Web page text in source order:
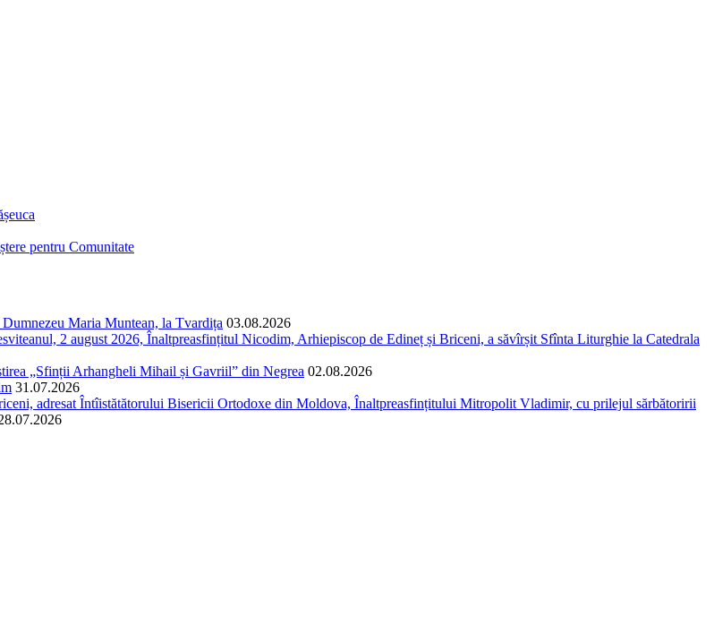
pentru Comunitate
Maria Muntean, la Tvardița 03.08.2026
2 august 2026, Înaltpreasfințitul Nicodim, Arhiepiscop de Edineț și Briceni, a săvîrșit Sfînta Liturghie la Catedrala
„Sfinții Arhangheli Mihail și Gavriil” din Negrea 02.08.2026
31.07.2026
adresat Întîistătătorului Bisericii Ortodoxe din Moldova, Înaltpreasfințitului Mitropolit Vladimir, cu prilejul sărbătoririi